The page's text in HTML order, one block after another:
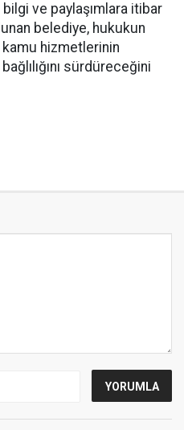
ve paylaşımlara itibar
belediye, hukukun
hizmetlerinin
sürdüreceğini